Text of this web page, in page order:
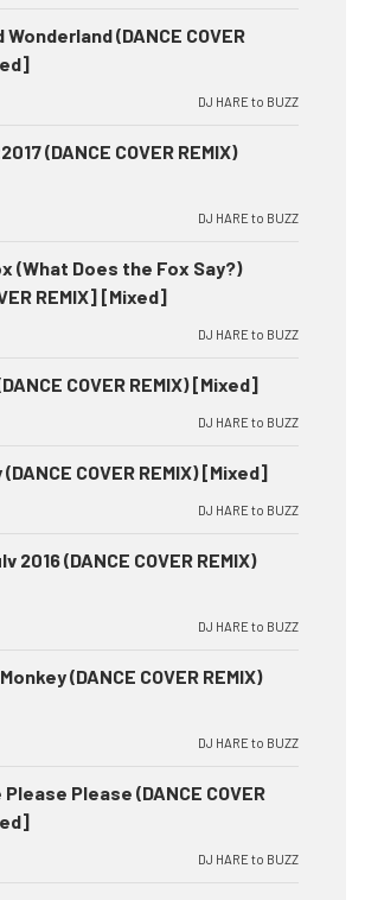
(DANCE COVER
DJ HARE to BUZZ
(DANCE COVER REMIX)
DJ HARE to BUZZ
(What Does the Fox Say?)
REMIX] [Mixed]
DJ HARE to BUZZ
COVER REMIX) [Mixed]
DJ HARE to BUZZ
COVER REMIX) [Mixed]
DJ HARE to BUZZ
2016 (DANCE COVER REMIX)
DJ HARE to BUZZ
(DANCE COVER REMIX)
DJ HARE to BUZZ
Please (DANCE COVER
DJ HARE to BUZZ